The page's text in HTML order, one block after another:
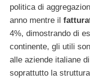
politica di
anno mentre il
4%, dimostrando di
continente, gli utili
alle aziende italiane
soprattutto la